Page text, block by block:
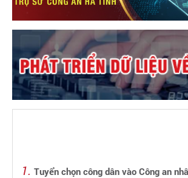
Tuyển chọn công dân vào Công an